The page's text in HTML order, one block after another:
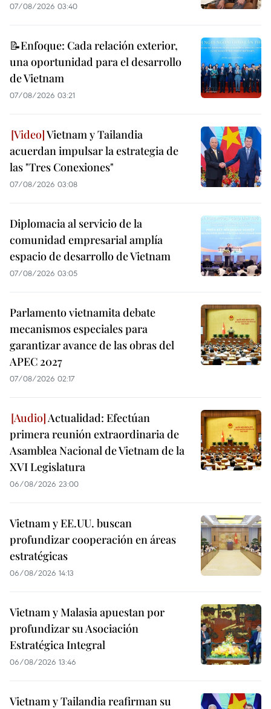
07/08/2026 03:40
📝Enfoque: Cada relación exterior,
una oportunidad para el desarrollo
de Vietnam
07/08/2026 03:21
Vietnam y Tailandia
acuerdan impulsar la estrategia de
las "Tres Conexiones"
07/08/2026 03:08
Diplomacia al servicio de la
comunidad empresarial amplía
espacio de desarrollo de Vietnam
07/08/2026 03:05
Parlamento vietnamita debate
mecanismos especiales para
garantizar avance de las obras del
APEC 2027
07/08/2026 02:17
Actualidad: Efectúan
primera reunión extraordinaria de
Asamblea Nacional de Vietnam de la
XVI Legislatura
06/08/2026 23:00
Vietnam y EE.UU. buscan
profundizar cooperación en áreas
estratégicas
06/08/2026 14:13
Vietnam y Malasia apuestan por
profundizar su Asociación
Estratégica Integral
06/08/2026 13:46
Vietnam y Tailandia reafirman su